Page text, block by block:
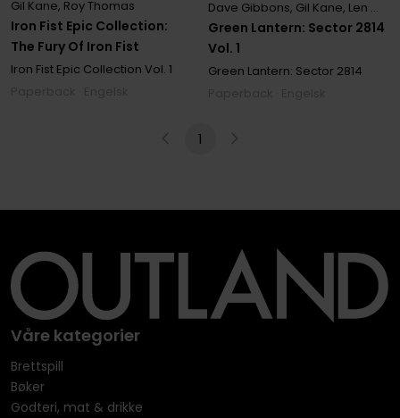
Iron Fist Epic Collection:
The Fury Of Iron Fist
Gil Kane, Roy Thomas
Iron Fist Epic Collection Vol. 1
Green Lantern: Sector 2814
Vol. 1
Dave Gibbons, Gil Kane, Len Wein
Green Lantern: Sector 2814
1
Våre kategorier
Brettspill
Bøker
Godteri, mat & drikke